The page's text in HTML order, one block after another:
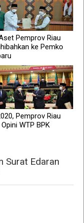
Pemprov Riau
ke Pemko
Pemprov Riau
WTP BPK
Surat Edaran